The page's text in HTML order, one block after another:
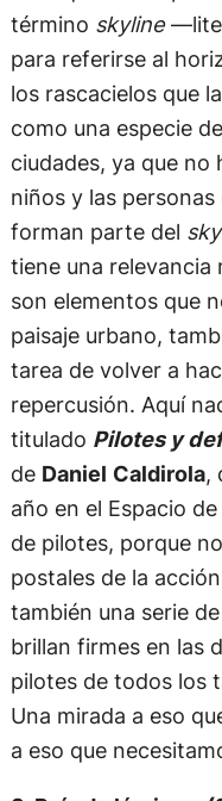
término skyline
para referirse al
los rascacielos que
como una especie
ciudades, ya que no
niños y las
forman parte del
tiene una relevancia
son elementos que
paisaje urbano,
tarea de volver a
repercusión. Aquí
titulado Pilotes y
de Daniel Caldirola,
año en el Espacio
de pilotes, porque
postales de la
también una serie
brillan firmes en las
pilotes de todos los
Una mirada a eso
a eso que